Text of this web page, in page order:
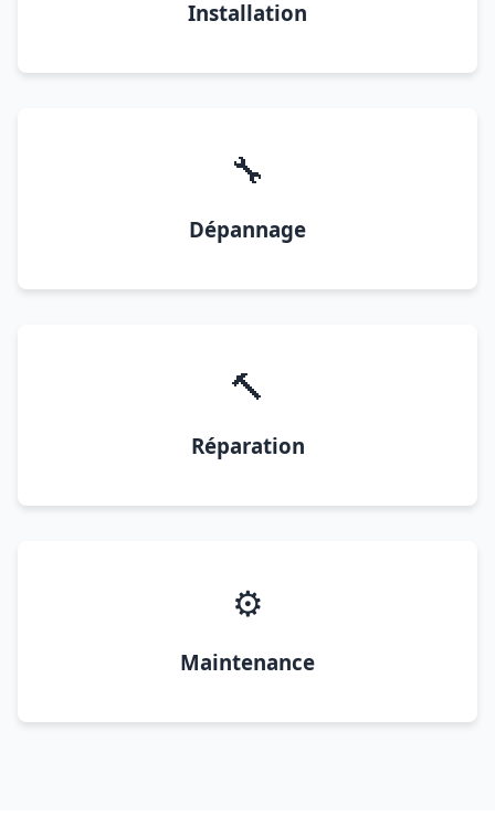
Installation
🔧
Dépannage
🔨
Réparation
⚙️
Maintenance